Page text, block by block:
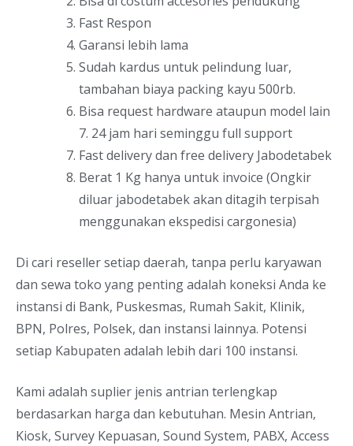
Fast Respon
Garansi lebih lama
Sudah kardus untuk pelindung luar,
tambahan biaya packing kayu 500rb.
Bisa request hardware ataupun model lain
7. 24 jam hari seminggu full support
Fast delivery dan free delivery Jabodetabek
Berat 1 Kg hanya untuk invoice (Ongkir
diluar jabodetabek akan ditagih terpisah
menggunakan ekspedisi cargonesia)
Di cari reseller setiap daerah, tanpa perlu karyawan
dan sewa toko yang penting adalah koneksi Anda ke
instansi di Bank, Puskesmas, Rumah Sakit, Klinik,
BPN, Polres, Polsek, dan instansi lainnya. Potensi
setiap Kabupaten adalah lebih dari 100 instansi.
Kami adalah suplier jenis antrian terlengkap
berdasarkan harga dan kebutuhan. Mesin Antrian,
Kiosk, Survey Kepuasan, Sound System, PABX, Access